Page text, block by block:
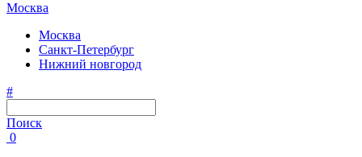
Москва
Москва
Санкт-Петербург
Нижний новгород
#
Поиск
0